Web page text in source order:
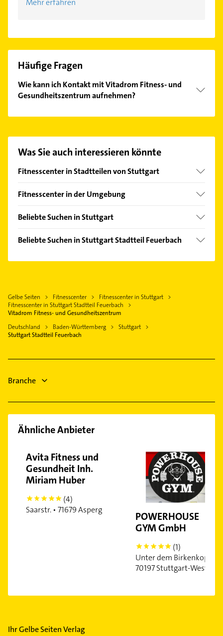
Mehr erfahren
Häufige Fragen
Wie kann ich Kontakt mit Vitadrom Fitness- und
Gesundheitszentrum aufnehmen?
Hier finden Sie alleKontaktdaten
Was Sie auch interessieren könnte
Fitnesscenter in Stadtteilen von Stuttgart
Bad Cannstatt
Möhringen
Neugereut
Ost
West
Zuffenhausen
Fitnesscenter in der Umgebung
Gerlingen
Kornwestheim
Asperg
Waiblingen
Leinfelden-Echterdingen
Ostfildern
Beliebte Suchen in Stuttgart
Ärztehaus
Allgemeinarzt
Bauunternehmen
Elektroinstallation
Elektriker
Gartenbau & Landschaftsbau
Beliebte Suchen in Stuttgart Stadtteil Feuerbach
Bestatter
Elektroinstallation
Elektriker
Elektro Reparatur
Maler
Gelbe Seiten Fitnesscenter
Fitnesscenter in Stuttgart
Fitnesscenter in Stuttgart Stadtteil Feuerbach
Vitadrom Fitness- und Gesundheitszentrum
Deutschland
Baden-Württemberg
Stuttgart
Stuttgart Stadtteil Feuerbach
Branche
Ähnliche Anbieter
Avita Fitness und
Gesundheit Inh.
Miriam Huber
5
(4)
Saarstr. • 71679 Asperg
POWERHOUSE
GYM GmbH
5
(1)
Unter dem Birkenkopf •
70197 Stuttgart-West
Ihr Gelbe Seiten Verlag